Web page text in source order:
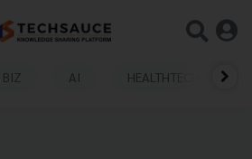
BIZ AI HEALTHTECH